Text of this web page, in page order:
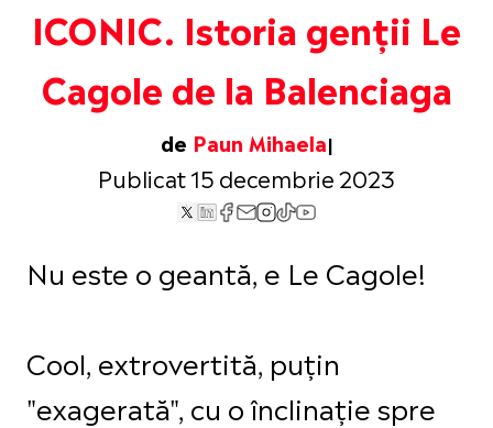
ICONIC. Istoria genții Le
Cagole de la Balenciaga
de Paun Mihaela
Publicat 15 decembrie 2023
Nu este o geantă, e Le Cagole!
Cool, extrovertită, puțin
"exagerată", cu o înclinație spre